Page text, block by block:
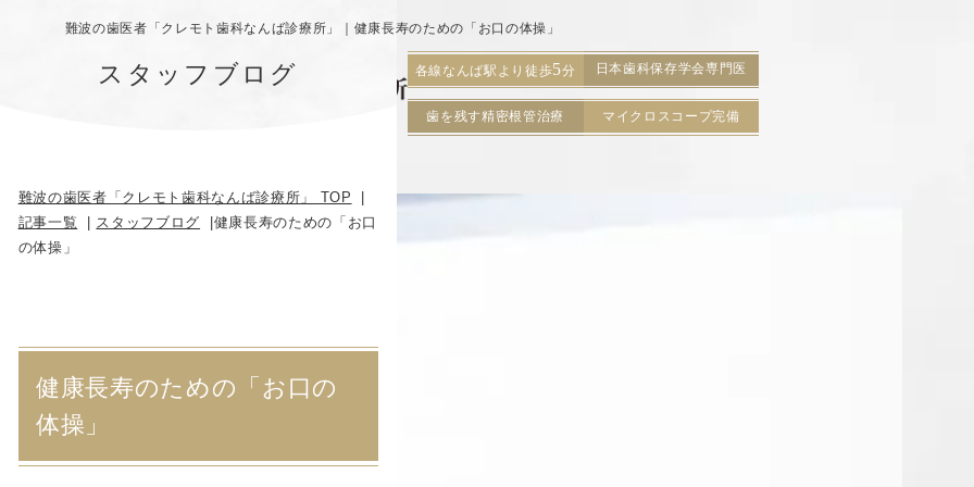
難波の歯医者「クレモト歯科なんば診療所」｜健康長寿のための「お口の体操」
各線なんば駅より徒歩5分 日本歯科保存学会専門医
歯を残す精密根管治療 マイクロスコープ完備
スタッフブログ
難波の歯医者「クレモト歯科なんば診療所」 TOP
記事一覧
スタッフブログ
健康長寿のための「お口
の体操」
健康長寿のための「お口の
体操」